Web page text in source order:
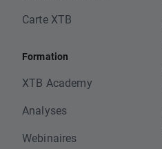
Carte XTB
Formation
XTB Academy
Analyses
Webinaires